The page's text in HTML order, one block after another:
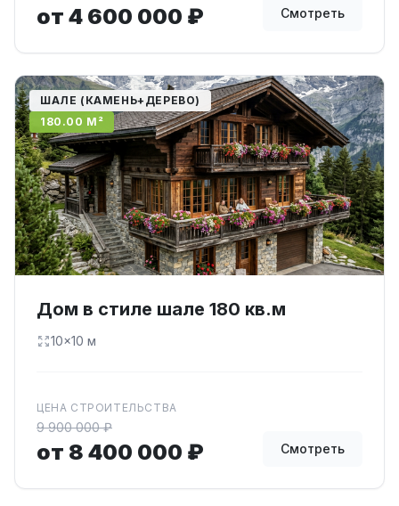
от 4 600 000 ₽ Смотреть
ШАЛЕ (КАМЕНЬ+ДЕРЕВО)
180.00 М²
Дом в стиле шале 180 кв.м
10×10 м
ЦЕНА СТРОИТЕЛЬСТВА
9 900 000 ₽
от 8 400 000 ₽ Смотреть